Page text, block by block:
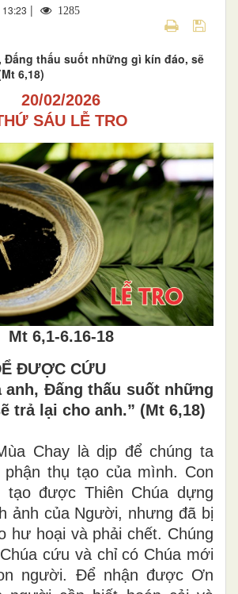
| 1285
Đấng thấu suốt những gì kín đáo, sẽ
6,18)
20/02/2026
SÁU LỄ TRO
Mt 6,1-6.16-18
ĐƯỢC CỨU
anh, Đấng thấu suốt những
trả lại cho anh.” (Mt 6,18)
Chay là dịp để chúng ta
thụ tạo của mình. Con
được Thiên Chúa dựng
ảnh của Người, nhưng đã bị
hư hoại và phải chết. Chúng
cứu và chỉ có Chúa mới
người. Để nhận được Ơn